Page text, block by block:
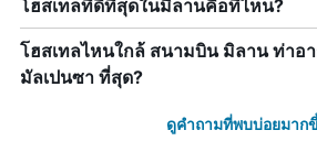
โฮสเทลที่ดีที่สุดในมิลานคือที่ไหน?
โฮสเทลไหนใกล้ สนามบิน มิลาน ท่าอ
มัลเปนซา ที่สุด?
ดูคำถามที่พบบ่อยมาก